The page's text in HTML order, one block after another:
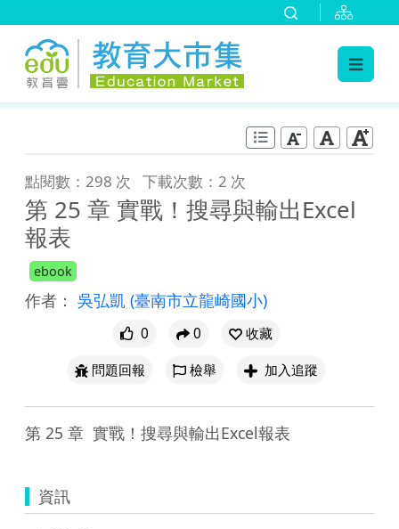
點閱數：298 次 下載次數：2 次
第 25 章 實戰！搜尋與輸出Excel
報表
ebook
作者： 吳弘凱 (臺南市立龍崎國小)
0 0
收藏
問題回報
檢舉 加入追蹤
第 25 章  實戰！搜尋與輸出Excel報表
資訊